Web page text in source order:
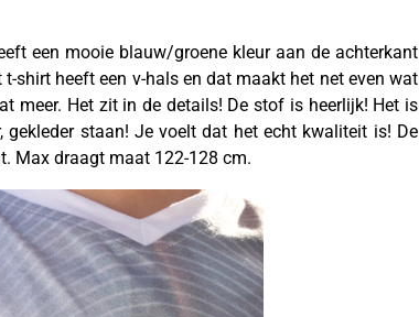
een mooie blauw/groene kleur aan de achterkant
shirt heeft een v-hals en dat maakt het net even wat
meer. Het zit in de details! De stof is heerlijk! Het is
staan! Je voelt dat het echt kwaliteit is! De
Max draagt maat 122-128 cm.